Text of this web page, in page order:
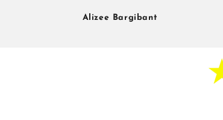
Alizee Bargibant